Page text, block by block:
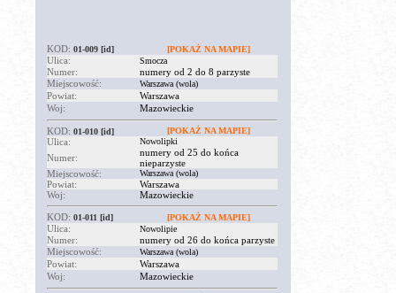
KOD: 01-009 [id] [POKAŻ NA MAPIE]
Ulica: Smocza
Numer:
numery od 2 do 8 parzyste
Miejscowość:
Warszawa (wola)
Powiat:
Warszawa
Woj:
Mazowieckie
KOD: 01-010 [id] [POKAŻ NA MAPIE]
Ulica: Nowolipki
Numer:
numery od 25 do końca
nieparzyste
Miejscowość:
Warszawa (wola)
Powiat:
Warszawa
Woj:
Mazowieckie
KOD: 01-011 [id] [POKAŻ NA MAPIE]
Ulica: Nowolipie
Numer:
numery od 26 do końca parzyste
Miejscowość:
Warszawa (wola)
Powiat:
Warszawa
Woj:
Mazowieckie